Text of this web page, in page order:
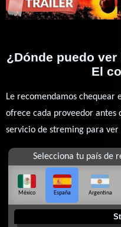
¿Dónde puedo ver
El
Le recomendamos chequear
ofrece cada proveedor antes
servicio de streming para ver
Selecciona tu país de
México España Argentina